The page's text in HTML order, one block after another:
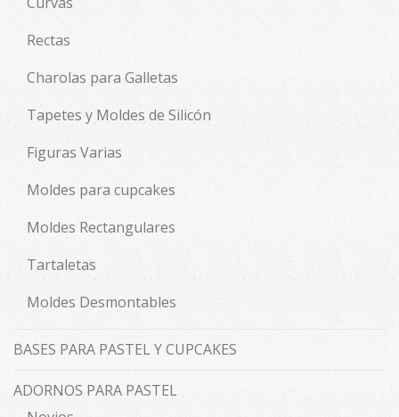
Rectas
Charolas para Galletas
Tapetes y Moldes de Silicón
Figuras Varias
Moldes para cupcakes
Moldes Rectangulares
Tartaletas
Moldes Desmontables
BASES PARA PASTEL Y CUPCAKES
ADORNOS PARA PASTEL